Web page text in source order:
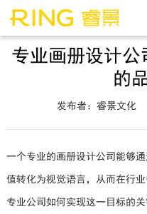
专业画册设计公
的
发布者：睿景文化
一个专业的画册设计公司能够
值转化为视觉语言，从而在行
专业公司如何实现这一目标的关